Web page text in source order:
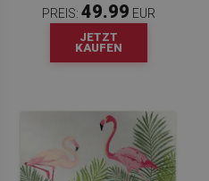
PREIS: 49.99 EUR
JETZT
KAUFEN